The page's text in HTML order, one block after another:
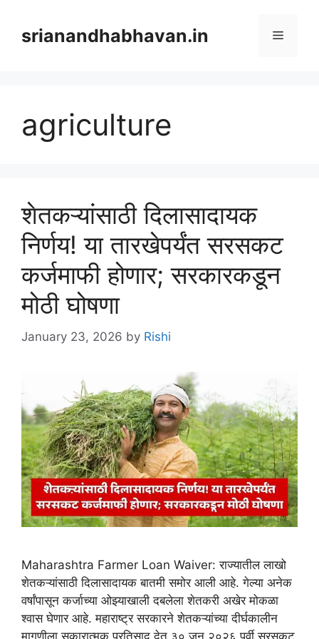
contentsrianandhabhavan.in Menu
agriculture
शेतकऱ्यांसाठी दिलासादायक
निर्णय! या तारखेपर्यंत सरसकट
कर्जमाफी होणार; सरकारकडून
मोठी घोषणा
January 23, 2026 by Rishi
Maharashtra Farmer Loan Waiver: राज्यातील लाखो
शेतकऱ्यांसाठी दिलासादायक बातमी समोर आली आहे. गेल्या अनेक
वर्षांपासून कर्जाच्या ओझ्याखाली दबलेला शेतकरी अखेर मोकळा
श्वास घेणार आहे. महाराष्ट्र सरकारने शेतकऱ्यांच्या दीर्घकालीन
मागणीला सकारात्मक प्रतिसाद देत ३० जून २०२६ पूर्वी सरसकट